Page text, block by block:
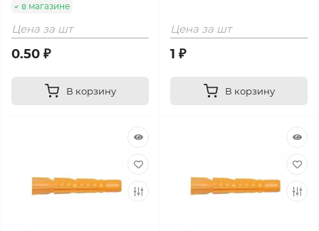
в магазине
Цена за шт
0.50 ₽
В корзину
Цена за шт
1 ₽
В корзину